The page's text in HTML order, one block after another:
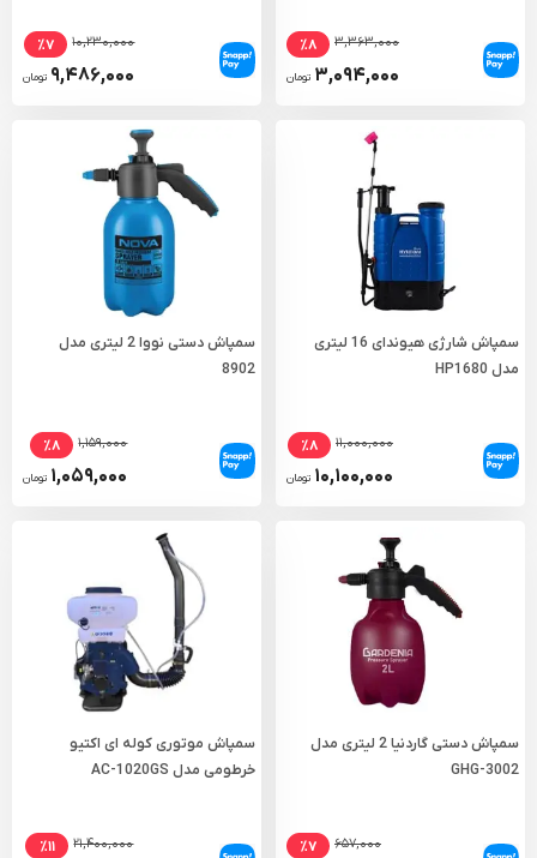
۳,۳۶۳,۰۰۰ ٪۸
۳,۰۹۴,۰۰۰ تومان
۱۰,۲۳۰,۰۰۰ ٪۷
۹,۴۸۶,۰۰۰ تومان
سمپاش شارژی هیوندای 16 لیتری
مدل HP1680
۱۱,۰۰۰,۰۰۰ ٪۸
۱۰,۱۰۰,۰۰۰ تومان
سمپاش دستی نووا 2 لیتری مدل
8902
۱,۱۵۹,۰۰۰ ٪۸
۱,۰۵۹,۰۰۰ تومان
سمپاش دستی گاردنیا 2 لیتری مدل
GHG-3002
۶۵۷,۰۰۰ ٪۷
سمپاش موتوری کوله ای اکتیو
خرطومی مدل AC-1020GS
۲۱,۴۰۰,۰۰۰ ٪۱۱